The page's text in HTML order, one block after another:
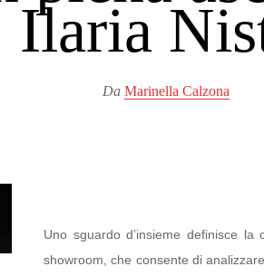
Ilaria
Da Marinella Calzona
Uno sguardo d’insieme definisce
showroom, che consente di